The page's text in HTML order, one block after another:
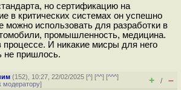
но сертификацию на
в критических системах он успешно
можно использовать для разработки в
промышленность, медицина.
процессе. И никакие мисры для него
не пришлось.
(152), 10:27, 22/02/2025 [^] [^^] [^^^]
модератору] + / –